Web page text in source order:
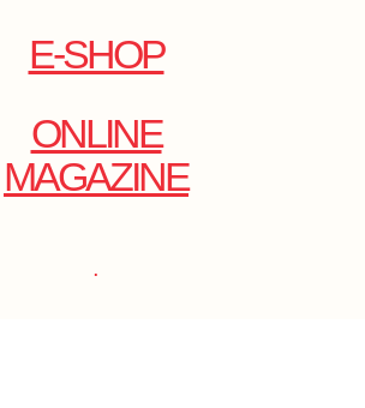
E-SHOP
ONLINE
MAGAZINE
.